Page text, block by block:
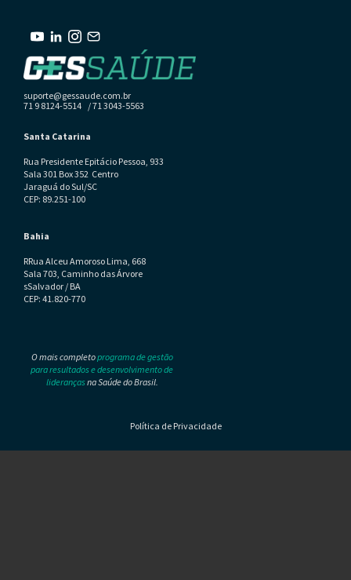
suporte@gessaude.com.br
71 9 8124-5514 / 71 3043-5563
Santa Catarina
Rua Presidente Epitácio Pessoa, 933
Sala 301 Box 352 Centro
Jaraguá do Sul/SC
CEP: 89.251-100
Bahia
RRua Alceu Amoroso Lima, 668
Sala 703, Caminho das Árvore
sSalvador / BA
CEP: 41.820-770
O mais completoprograma de gestão
para resultados e desenvolvimento de
liderançasna Saúde do Brasil.
Política de Privacidade